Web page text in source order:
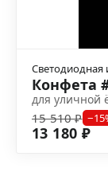
Светодиодная
Конфета
для уличной
15 510 ₽
13 180 ₽